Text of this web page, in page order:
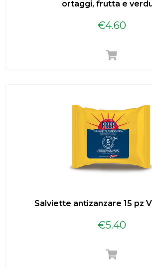
ortaggi, frutta e
€4.60
Salviette antizanzare 15 pz
€5.40